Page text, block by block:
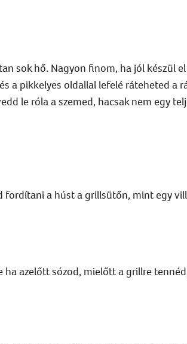
sok hő. Nagyon finom, ha jól készül
a pikkelyes oldallal lefelé ráteheted a
le róla a szemed, hacsak nem egy
a húst a grillsütőn, mint egy
azelőtt sózod, mielőtt a grillre